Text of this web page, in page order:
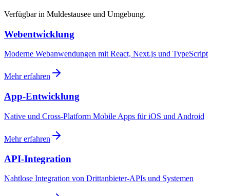
Verfügbar in Muldestausee und Umgebung.
Webentwicklung
Moderne Webanwendungen mit React, Next.js und TypeScript
Mehr erfahren
App-Entwicklung
Native und Cross-Platform Mobile Apps für iOS und Android
Mehr erfahren
API-Integration
Nahtlose Integration von Drittanbieter-APIs und Systemen